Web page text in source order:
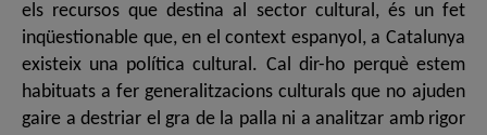
els recursos que destina al sector cultural, és un fet
inqüestionable que, en el context espanyol, a Catalunya
existeix una política cultural. Cal dir-ho perquè estem
habituats a fer generalitzacions culturals que no ajuden
gaire a destriar el gra de la palla ni a analitzar amb rigor